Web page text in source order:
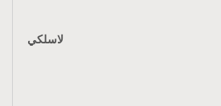
لاسلكي